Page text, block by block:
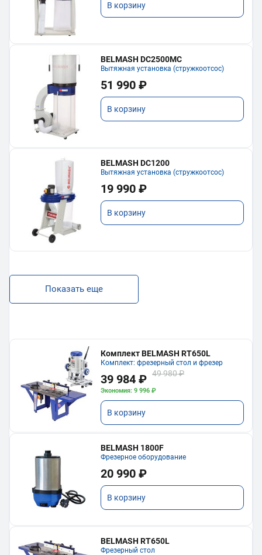
В корзину
BELMASH DC2500MC
Вытяжная установка (стружкоотсос)
51 990 ₽
В корзину
BELMASH DC1200
Вытяжная установка (стружкоотсос)
19 990 ₽
В корзину
Показать еще
Комплект BELMASH RT650L
Комплект: фрезерный стол и фрезер
39 984 ₽ 49 980 ₽
Экономия: 9 996 ₽
В корзину
BELMASH 1800F
Фрезерное оборудование
20 990 ₽
В корзину
BELMASH RT650L
Фрезерный стол